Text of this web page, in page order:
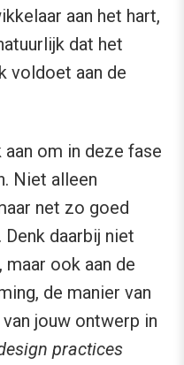
aan het hart,
dat het
voldoet aan de
om in deze fase
Niet alleen
net zo goed
daarbij niet
maar ook aan de
de manier van
jouw ontwerp in
practices